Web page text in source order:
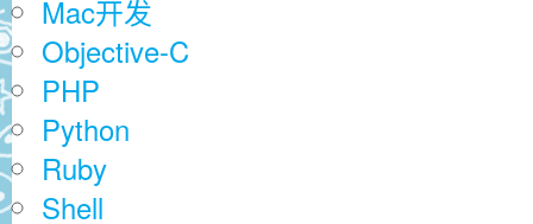
Mac开发
Objective-C
PHP
Python
Ruby
Shell